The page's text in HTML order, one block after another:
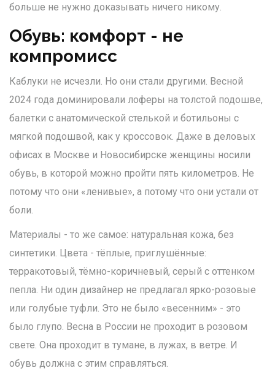
больше не нужно доказывать ничего никому.
Обувь: комфорт - не
компромисс
Каблуки не исчезли. Но они стали другими. Весной
2024 года доминировали лоферы на толстой подошве,
балетки с анатомической стелькой и ботильоны с
мягкой подошвой, как у кроссовок. Даже в деловых
офисах в Москве и Новосибирске женщины носили
обувь, в которой можно пройти пять километров. Не
потому что они «ленивые», а потому что они устали от
боли.
Материалы - то же самое: натуральная кожа, без
синтетики. Цвета - тёплые, приглушённые:
терракотовый, тёмно-коричневый, серый с оттенком
пепла. Ни один дизайнер не предлагал ярко-розовые
или голубые туфли. Это не было «весенним» - это
было глупо. Весна в России не проходит в розовом
свете. Она проходит в тумане, в лужах, в ветре. И
обувь должна с этим справляться.